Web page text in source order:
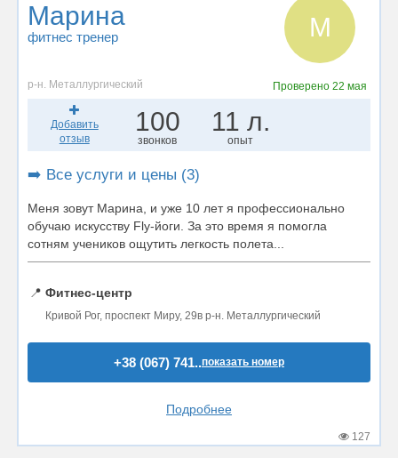
Марина
фитнес тренер М
р-н. Металлургический Проверено22 мая
Добавить
отзыв
100
звонков
11 л.
опыт
➡️ Все услуги и цены (3)
Меня зовут Марина, и уже 10 лет я профессионально
обучаю искусству Fly-йоги. За это время я помогла
сотням учеников ощутить легкость полета...
📍 Фитнес-центр
Кривой Рог, проспект Миру, 29в р-н. Металлургический
+38 (067) 741..показать номер
Подробнее
127